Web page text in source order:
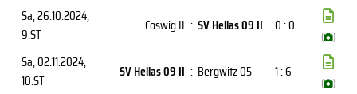
Sa, 26.10.2024,
9.ST
Coswig II : SV Hellas 09 II 0 : 0
( )
Sa, 02.11.2024,
10.ST
SV Hellas 09 II : Bergwitz 05 1 : 6
( )